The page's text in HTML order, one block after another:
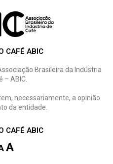
CAFÉ ABIC
Brasileira da Indústria
– ABIC.
necessariamente, a opinião
da entidade.
CAFÉ ABIC
A